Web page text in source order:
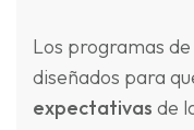
Los programas
diseñados para
expectativas de